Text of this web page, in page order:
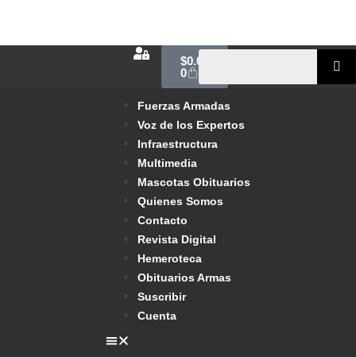
$0.00
0
Fuerzas Armadas
Voz de los Expertos
Infraestructura
Multimedia
Mascotas Obituarios
Quienes Somos
Contacto
Revista Digital
Hemeroteca
Obituarios Armas
Suscribir
Cuenta